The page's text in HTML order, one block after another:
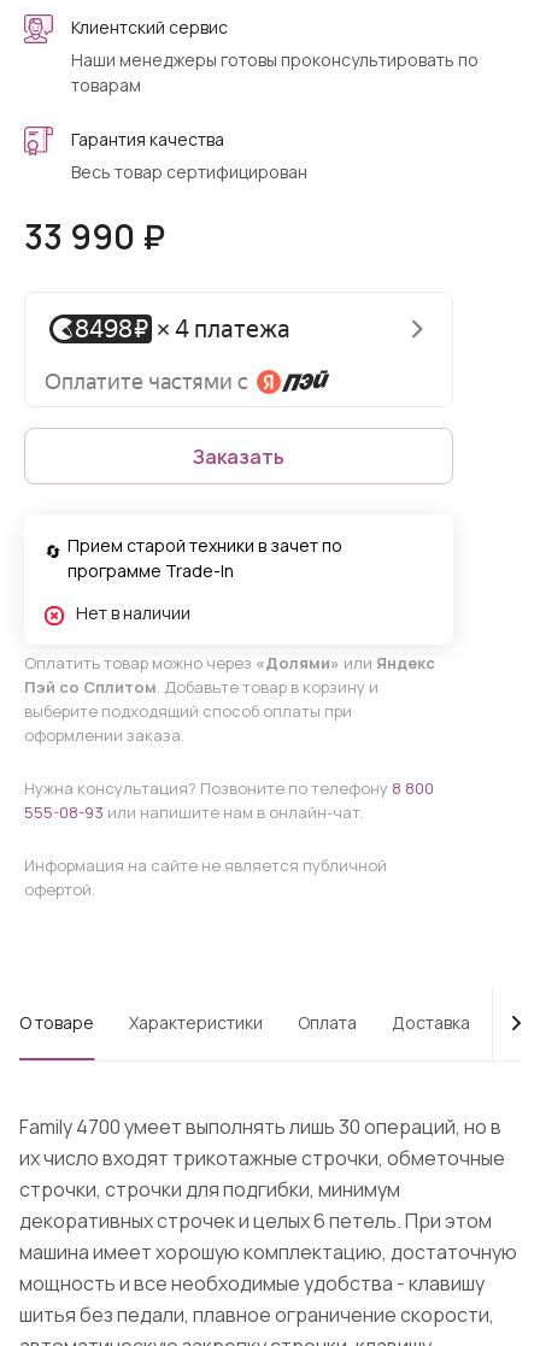
Клиентский сервис
Наши менеджеры готовы проконсультировать по
товарам
Гарантия качества
Весь товар сертифицирован
33 990 ₽
Заказать
Прием старой техники в зачет по
программе Trade-In
Нет в наличии
Оплатить товар можно через «Долями» или Яндекс
Пэй со Сплитом. Добавьте товар в корзину и
выберите подходящий способ оплаты при
оформлении заказа.
Нужна консультация? Позвоните по телефону 8 800
555-08-93 или напишите нам в онлайн-чат.
Информация на сайте не является публичной
офертой.
О товаре Характеристики Оплата Доставка
Family 4700 умеет выполнять лишь 30 операций, но в
их число входят трикотажные строчки, обметочные
строчки, строчки для подгибки, минимум
декоративных строчек и целых 6 петель. При этом
машина имеет хорошую комплектацию, достаточную
мощность и все необходимые удобства - клавишу
шитья без педали, плавное ограничение скорости,